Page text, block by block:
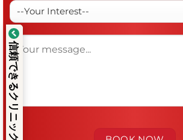
信頼できるクリニック